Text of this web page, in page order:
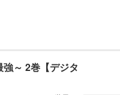
～ 2巻【デジタ